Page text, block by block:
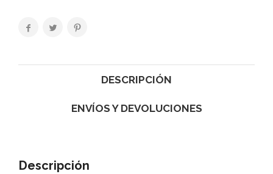
DESCRIPCIÓN
ENVÍOS Y DEVOLUCIONES
Descripción